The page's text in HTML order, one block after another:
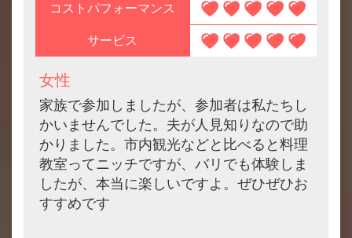
コストパフォーマンス
サービス
女性
家族で参加しましたが、参加者は私たちし
かいませんでした。夫が人見知りなので助
かりました。市内観光などと比べると料理
教室ってニッチですが、バリでも体験しま
したが、本当に楽しいですよ。ぜひぜひお
すすめです